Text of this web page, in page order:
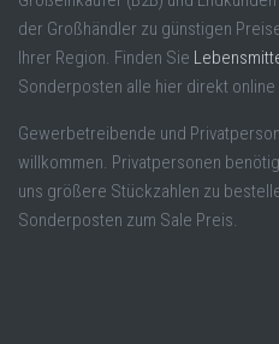
der Großhändler zu günstigen
Ihrer Region. Finden Sie
Sonderposten alle hier direkt
Gewerbetreibende und
willkommen. Privatpersonen
uns größere Stückzahlen zu
Sonderposten zum Sale Preis.